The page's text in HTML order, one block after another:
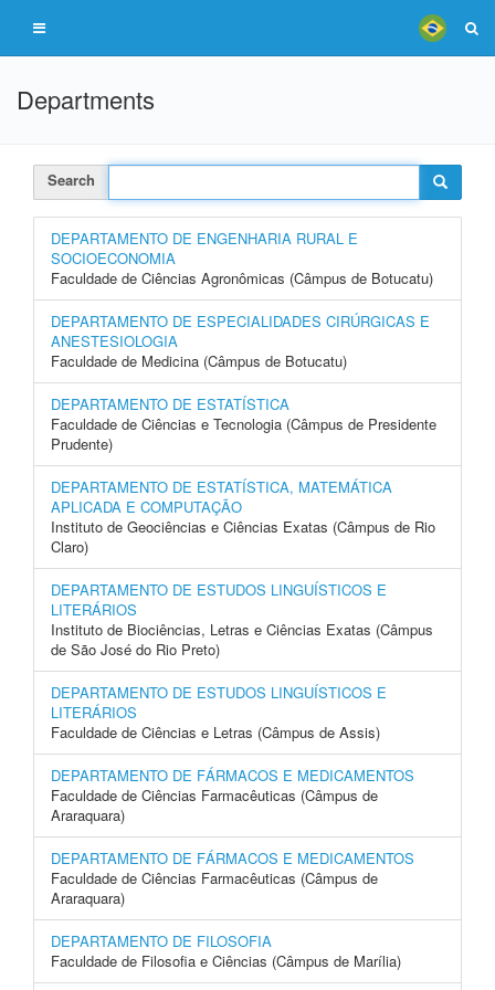
Departments
Search
DEPARTAMENTO DE ENGENHARIA RURAL E
SOCIOECONOMIA
Faculdade de Ciências Agronômicas (Câmpus de Botucatu)
DEPARTAMENTO DE ESPECIALIDADES CIRÚRGICAS E
ANESTESIOLOGIA
Faculdade de Medicina (Câmpus de Botucatu)
DEPARTAMENTO DE ESTATÍSTICA
Faculdade de Ciências e Tecnologia (Câmpus de Presidente
Prudente)
DEPARTAMENTO DE ESTATÍSTICA, MATEMÁTICA
APLICADA E COMPUTAÇÃO
Instituto de Geociências e Ciências Exatas (Câmpus de Rio
Claro)
DEPARTAMENTO DE ESTUDOS LINGUÍSTICOS E
LITERÁRIOS
Instituto de Biociências, Letras e Ciências Exatas (Câmpus
de São José do Rio Preto)
DEPARTAMENTO DE ESTUDOS LINGUÍSTICOS E
LITERÁRIOS
Faculdade de Ciências e Letras (Câmpus de Assis)
DEPARTAMENTO DE FÁRMACOS E MEDICAMENTOS
Faculdade de Ciências Farmacêuticas (Câmpus de
Araraquara)
DEPARTAMENTO DE FÁRMACOS E MEDICAMENTOS
Faculdade de Ciências Farmacêuticas (Câmpus de
Araraquara)
DEPARTAMENTO DE FILOSOFIA
Faculdade de Filosofia e Ciências (Câmpus de Marília)